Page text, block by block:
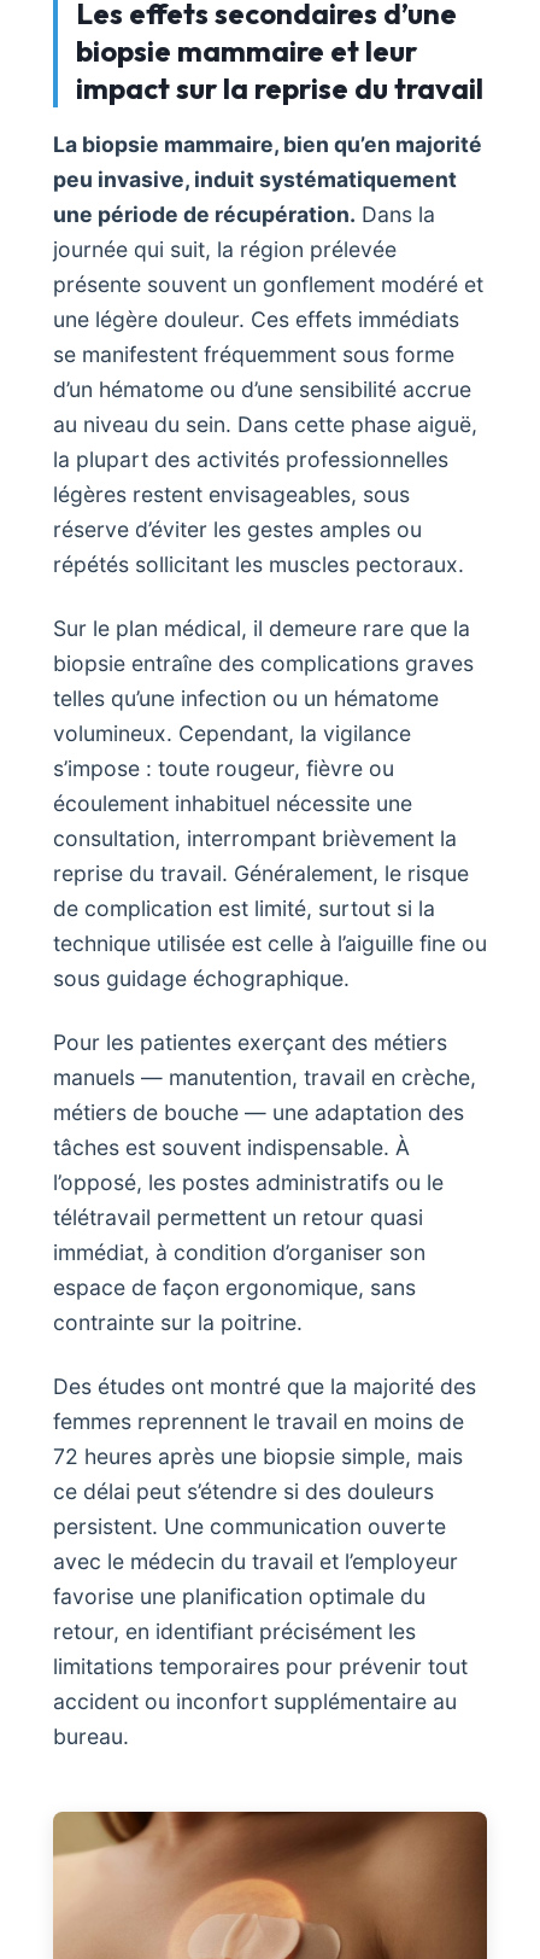
Les effets secondaires d’une
biopsie mammaire et leur
impact sur la reprise du travail
La biopsie mammaire, bien qu’en majorité
peu invasive, induit systématiquement
une période de récupération. Dans la
journée qui suit, la région prélevée
présente souvent un gonflement modéré et
une légère douleur. Ces effets immédiats
se manifestent fréquemment sous forme
d’un hématome ou d’une sensibilité accrue
au niveau du sein. Dans cette phase aiguë,
la plupart des activités professionnelles
légères restent envisageables, sous
réserve d’éviter les gestes amples ou
répétés sollicitant les muscles pectoraux.
Sur le plan médical, il demeure rare que la
biopsie entraîne des complications graves
telles qu’une infection ou un hématome
volumineux. Cependant, la vigilance
s’impose : toute rougeur, fièvre ou
écoulement inhabituel nécessite une
consultation, interrompant brièvement la
reprise du travail. Généralement, le risque
de complication est limité, surtout si la
technique utilisée est celle à l’aiguille fine ou
sous guidage échographique.
Pour les patientes exerçant des métiers
manuels — manutention, travail en crèche,
métiers de bouche — une adaptation des
tâches est souvent indispensable. À
l’opposé, les postes administratifs ou le
télétravail permettent un retour quasi
immédiat, à condition d’organiser son
espace de façon ergonomique, sans
contrainte sur la poitrine.
Des études ont montré que la majorité des
femmes reprennent le travail en moins de
72 heures après une biopsie simple, mais
ce délai peut s’étendre si des douleurs
persistent. Une communication ouverte
avec le médecin du travail et l’employeur
favorise une planification optimale du
retour, en identifiant précisément les
limitations temporaires pour prévenir tout
accident ou inconfort supplémentaire au
bureau.